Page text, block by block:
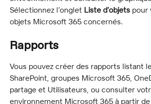
Sélectionnez l’onglet Liste d’objets pour
objets Microsoft 365 concernés.
Rapports
Vous pouvez créer des rapports listant
SharePoint, groupes Microsoft 365,
partage et Utilisateurs, ou consulter
environnement Microsoft 365 à partir de